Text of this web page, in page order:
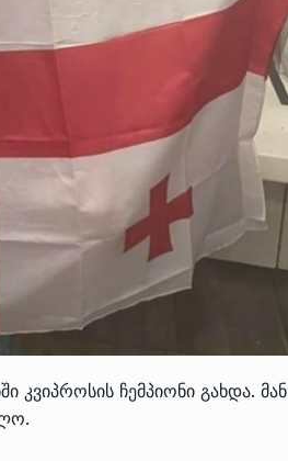
კვიპროსის ჩემპიონი გახდა. მან